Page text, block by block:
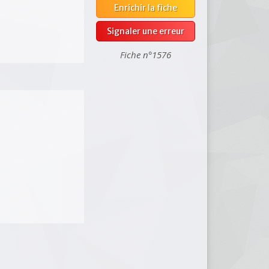
Enrichir la fiche
Signaler une erreur
Fiche n°1576